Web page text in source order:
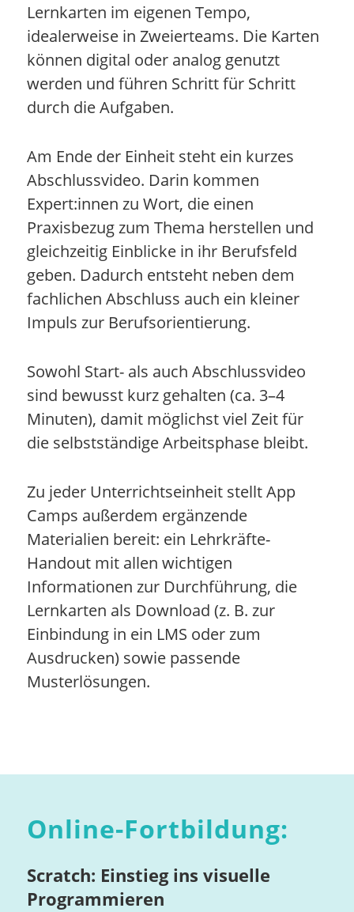
Lernkarten im eigenen Tempo,
idealerweise in Zweierteams. Die Karten
können digital oder analog genutzt
werden und führen Schritt für Schritt
durch die Aufgaben.
Am Ende der Einheit steht ein kurzes
Abschlussvideo. Darin kommen
Expert:innen zu Wort, die einen
Praxisbezug zum Thema herstellen und
gleichzeitig Einblicke in ihr Berufsfeld
geben. Dadurch entsteht neben dem
fachlichen Abschluss auch ein kleiner
Impuls zur Berufsorientierung.
Sowohl Start- als auch Abschlussvideo
sind bewusst kurz gehalten (ca. 3–4
Minuten), damit möglichst viel Zeit für
die selbstständige Arbeitsphase bleibt.
Zu jeder Unterrichtseinheit stellt App
Camps außerdem ergänzende
Materialien bereit: ein Lehrkräfte-
Handout mit allen wichtigen
Informationen zur Durchführung, die
Lernkarten als Download (z. B. zur
Einbindung in ein LMS oder zum
Ausdrucken) sowie passende
Musterlösungen.
Online-Fortbildung:
Scratch: Einstieg ins visuelle
Programmieren